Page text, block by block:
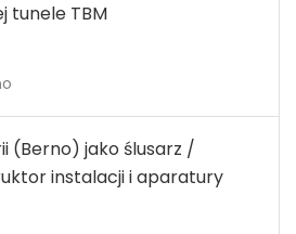
tunele TBM
(Berno) jako ślusarz /
instalacji i aparatury